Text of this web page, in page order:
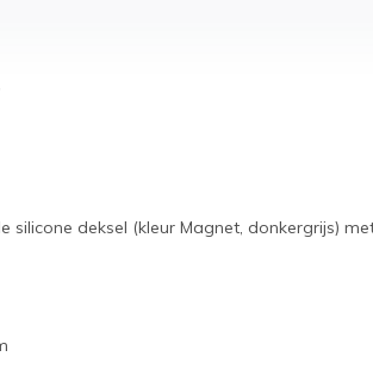
silicone deksel (kleur Magnet, donkergrijs)